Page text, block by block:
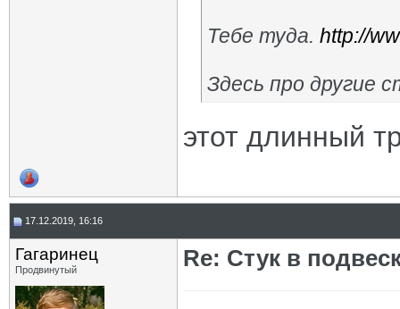
Тебе туда. http://
Здесь про другие
этот длинный
17.12.2019, 16:16
Гагаринец
Продвинутый Re: Стук в